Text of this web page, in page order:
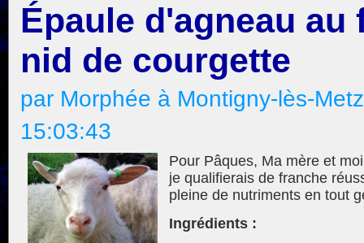
Épaule d'agneau au
nid de courgette
par Morphée à Montigny-lès-
15:03:43
Pour Pâques, Ma mère et
je qualifierais de franche
pleine de nutriments en tout
Ingrédients :